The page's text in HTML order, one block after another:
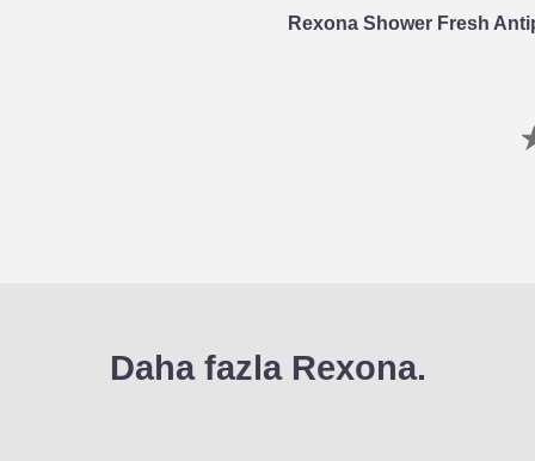
Rexona Shower Fresh
Daha fazla Rexona.